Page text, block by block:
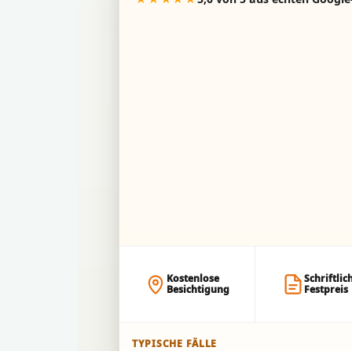
Kostenlose
Besichtigung
Festpreis
TYPISCHE FÄLLE